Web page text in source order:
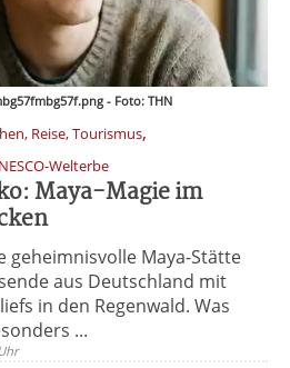
- Foto: THN
Reise, Tourismus,
Welterbe
Maya-Magie im
geheimnisvolle Maya-Stätte
aus Deutschland mit
in den Regenwald. Was
...